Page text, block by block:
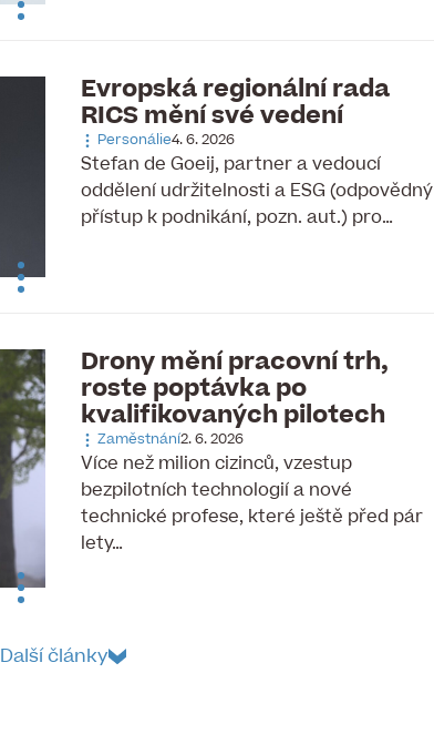
Evropská regionální rada
RICS mění své vedení
Personálie4. 6. 2026
Stefan de Goeij, partner a vedoucí
oddělení udržitelnosti a ESG (odpovědný
přístup k podnikání, pozn. aut.) pro…
Drony mění pracovní trh,
roste poptávka po
kvalifikovaných pilotech
Zaměstnání2. 6. 2026
Více než milion cizinců, vzestup
bezpilotních technologií a nové
technické profese, které ještě před pár
lety…
Další články